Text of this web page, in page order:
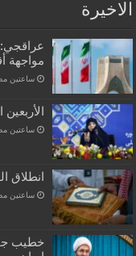
الاخيرة
عراقجي:
مواجهة
‏ساعتين
‏ساعتين
انطلاق الدورة 46 لمسابقة
‏ساعتين
خطيب